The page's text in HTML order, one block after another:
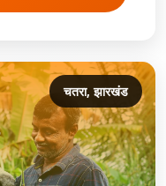
चतरा, झारखंड